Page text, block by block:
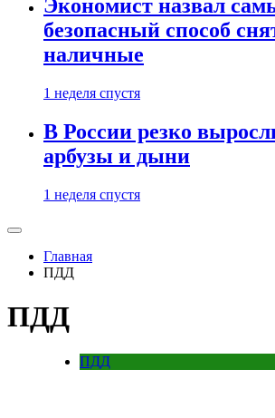
Экономист назвал
безопасный способ
наличные
1 неделя спустя
В России резко
арбузы и дыни
1 неделя спустя
Главная
ПДД
ПДД
ПДД